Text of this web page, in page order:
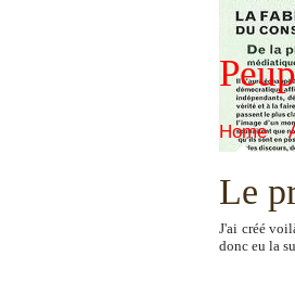
Home
Le
J'ai créé
donc eu la